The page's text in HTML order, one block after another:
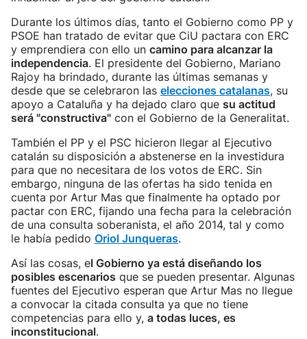
Durante los últimos días, tanto el Gobierno como PP y
PSOE han tratado de evitar que CiU pactara con ERC
y emprendiera con ello un camino para alcanzar la
independencia. El presidente del Gobierno, Mariano
Rajoy ha brindado, durante las últimas semanas y
desde que se celebraron las elecciones catalanas, su
apoyo a Cataluña y ha dejado claro que su actitud
será "constructiva" con el Gobierno de la Generalitat.
También el PP y el PSC hicieron llegar al Ejecutivo
catalán su disposición a abstenerse en la investidura
para que no necesitara de los votos de ERC. Sin
embargo, ninguna de las ofertas ha sido tenida en
cuenta por Artur Mas que finalmente ha optado por
pactar con ERC, fijando una fecha para la celebración
de una consulta soberanista, el año 2014, tal y como
le había pedido Oriol Junqueras.
Así las cosas, el Gobierno ya está diseñando los
posibles escenarios que se pueden presentar. Algunas
fuentes del Ejecutivo esperan que Artur Mas no llegue
a convocar la citada consulta ya que no tiene
competencias para ello y, a todas luces, es
inconstitucional.